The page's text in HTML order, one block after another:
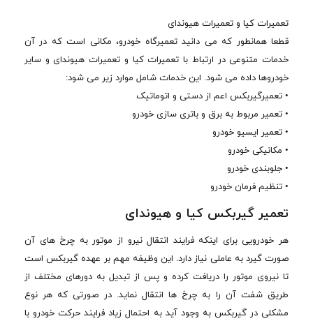
تعمیرات کیا و تعمیرات هیوندای
قطعا همانطور که می دانید تعمیرگاه خودرو، مکانی است که در آن
خدمات متنوعی در ارتباط با تعمیرات کیا و تعمیرات هیوندای و سایر
خودروها داده می شود. این خدمات شامل موارد زیر می شود:
• تعمیرگیربکس اعم از دستی و اتوماتیک
• تعمیر مربوط به برق و باتری سازی خودرو
• تعمیر ایسیو خودرو
• مکانیکی خودرو
• جلوبندی خودرو
• تنظیم فرمان خودرو
تعمیر گیربکس کیا و هیوندای
هر خودرویی برای اینکه فرایند انتقال نیرو از موتور به چرخ های آن
صورت گیرد به عاملی نیاز دارد. این وظیفه مهم بر عهده گیربکس است
تا نیروی موتور را دریافت کرده و پس از تبدیل به دورهای مختلف از
طریق شفت آن را به چرخ ها انتقال نماید. در صورتی که هر نوع
مشکلی در گیربکس به وجود آید به احتمال زیاد فرایند حرکت خودرو با